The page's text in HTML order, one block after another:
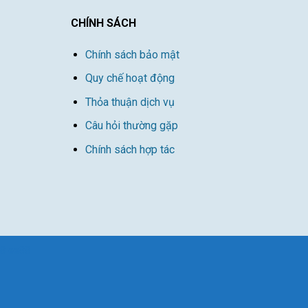
CHÍNH SÁCH
Chính sách bảo mật
Quy chế hoạt động
Thỏa thuận dịch vụ
Câu hỏi thường gặp
Chính sách hợp tác